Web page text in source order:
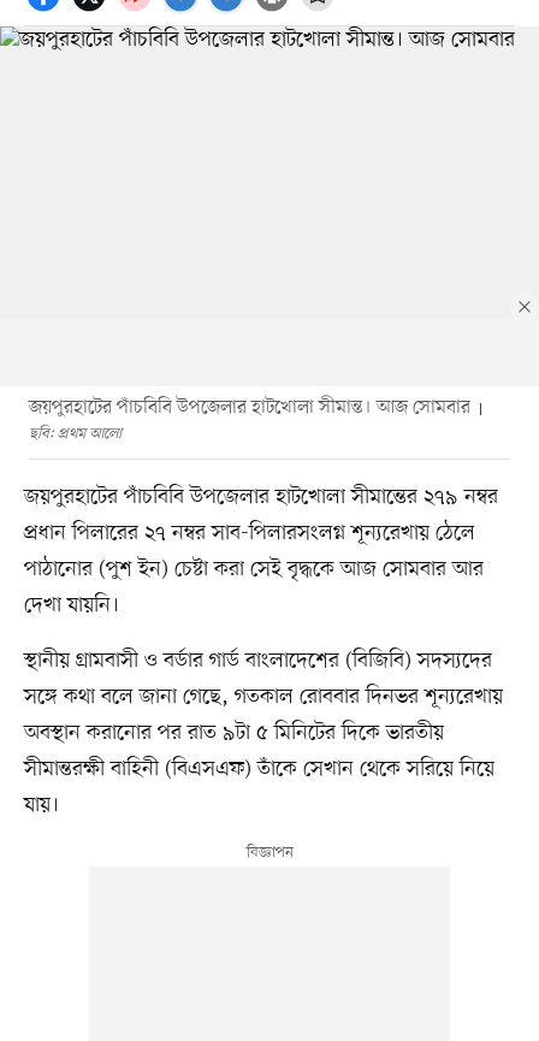
জয়পুরহাটের পাঁচবিবি উপজেলার হাটখোলা সীমান্ত। আজ সোমবার
ছবি: প্রথম আলো
জয়পুরহাটের পাঁচবিবি উপজেলার হাটখোলা সীমান্তের ২৭৯ নম্বর
প্রধান পিলারের ২৭ নম্বর সাব-পিলারসংলগ্ন শূন্যরেখায় ঠেলে
পাঠানোর (পুশ ইন) চেষ্টা করা সেই বৃদ্ধকে আজ সোমবার আর
দেখা যায়নি।
স্থানীয় গ্রামবাসী ও বর্ডার গার্ড বাংলাদেশের (বিজিবি) সদস্যদের
সঙ্গে কথা বলে জানা গেছে, গতকাল রোববার দিনভর শূন্যরেখায়
অবস্থান করানোর পর রাত ৯টা ৫ মিনিটের দিকে ভারতীয়
সীমান্তরক্ষী বাহিনী (বিএসএফ) তাঁকে সেখান থেকে সরিয়ে নিয়ে
যায়।